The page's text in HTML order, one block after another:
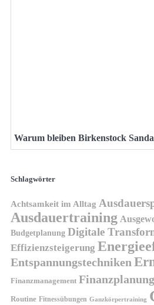
Warum bleiben Birkenstock
Schlagwörter
Achtsamkeit im Alltag
Ausdauertraining
Budgetplanung Digitale
Effizienzsteigerung
Entspannungstechniken
Finanzmanagement Finanzplanung
Routine Fitnessübungen Ganzkörpertraining